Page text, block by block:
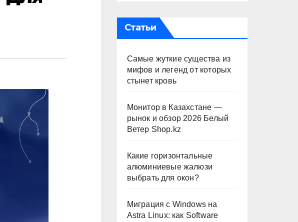
Статьи
Самые жуткие существа из
мифов и легенд от которых
стынет кровь
Монитор в Казахстане —
рынок и обзор 2026 Белый
Ветер Shop.kz
Какие горизонтальные
алюминиевые жалюзи
выбрать для окон?
Миграция с Windows на
Astra Linux: как Software